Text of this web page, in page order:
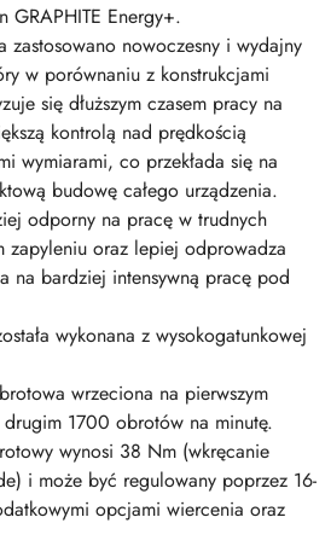
GRAPHITE Energy+.
zastosowano nowoczesny i wydajny
w porównaniu z konstrukcjami
się dłuższym czasem pracy na
kontrolą nad prędkością
wymiarami, co przekłada się na
budowę całego urządzenia.
odporny na pracę w trudnych
zapyleniu oraz lepiej odprowadza
na bardziej intensywną pracę pod
wykonana z wysokogatunkowej
wrzeciona na pierwszym
1700 obrotów na minutę.
wynosi 38 Nm (wkręcanie
i może być regulowany poprzez 16-
opcjami wiercenia oraz